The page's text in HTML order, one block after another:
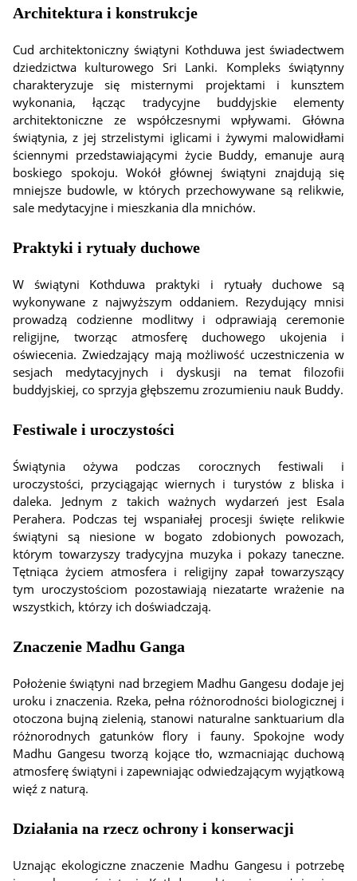
Architektura i konstrukcje
Cud architektoniczny świątyni Kothduwa jest świadectwem
dziedzictwa kulturowego Sri Lanki. Kompleks świątynny
charakteryzuje się misternymi projektami i kunsztem
wykonania, łącząc tradycyjne buddyjskie elementy
architektoniczne ze współczesnymi wpływami. Główna
świątynia, z jej strzelistymi iglicami i żywymi malowidłami
ściennymi przedstawiającymi życie Buddy, emanuje aurą
boskiego spokoju. Wokół głównej świątyni znajdują się
mniejsze budowle, w których przechowywane są relikwie,
sale medytacyjne i mieszkania dla mnichów.
Praktyki i rytuały duchowe
W świątyni Kothduwa praktyki i rytuały duchowe są
wykonywane z najwyższym oddaniem. Rezydujący mnisi
prowadzą codzienne modlitwy i odprawiają ceremonie
religijne, tworząc atmosferę duchowego ukojenia i
oświecenia. Zwiedzający mają możliwość uczestniczenia w
sesjach medytacyjnych i dyskusji na temat filozofii
buddyjskiej, co sprzyja głębszemu zrozumieniu nauk Buddy.
Festiwale i uroczystości
Świątynia ożywa podczas corocznych festiwali i
uroczystości, przyciągając wiernych i turystów z bliska i
daleka. Jednym z takich ważnych wydarzeń jest Esala
Perahera. Podczas tej wspaniałej procesji święte relikwie
świątyni są niesione w bogato zdobionych powozach,
którym towarzyszy tradycyjna muzyka i pokazy taneczne.
Tętniąca życiem atmosfera i religijny zapał towarzyszący
tym uroczystościom pozostawiają niezatarte wrażenie na
wszystkich, którzy ich doświadczają.
Znaczenie Madhu Ganga
Położenie świątyni nad brzegiem Madhu Gangesu dodaje jej
uroku i znaczenia. Rzeka, pełna różnorodności biologicznej i
otoczona bujną zielenią, stanowi naturalne sanktuarium dla
różnorodnych gatunków flory i fauny. Spokojne wody
Madhu Gangesu tworzą kojące tło, wzmacniając duchową
atmosferę świątyni i zapewniając odwiedzającym wyjątkową
więź z naturą.
Działania na rzecz ochrony i konserwacji
Uznając ekologiczne znaczenie Madhu Gangesu i potrzebę